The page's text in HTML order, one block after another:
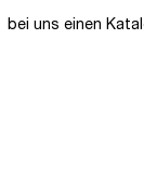
bei uns einen